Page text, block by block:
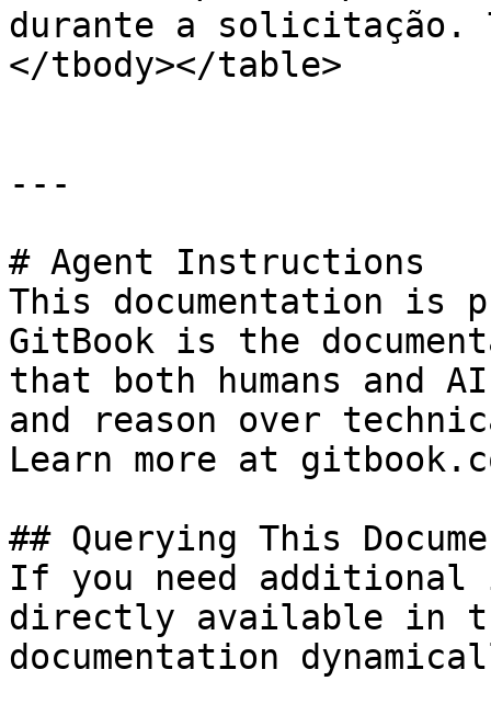
durante a solicitação.
</tbody></table>
---
# Agent Instructions
This documentation is
GitBook is the
that both humans and
and reason over
Learn more at
## Querying This
If you need
directly available in
documentation